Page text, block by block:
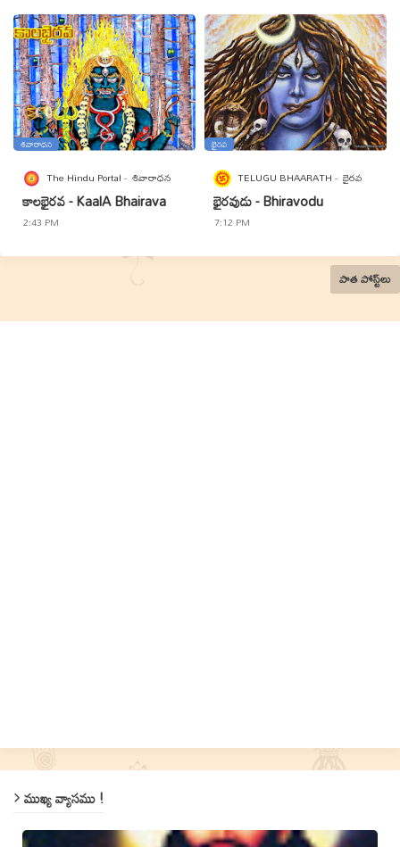
శివారాధన
The Hindu Portal శివారాధన
కాలభైరవ - KaalA Bhairava
2:43 PM
భైరవ
TELUGU BHAARATH భైరవ
భైరవుడు - Bhiravodu
7:12 PM
పాత పోస్ట్‌లు
ముఖ్య వ్యాసము !